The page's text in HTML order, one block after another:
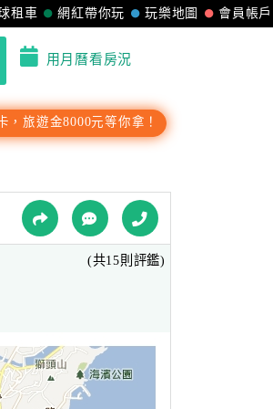
會員帳戶
玩樂地圖
網紅帶你玩
租車
用月曆看房況
，旅遊金8000元等你拿！
(共15則評鑑)